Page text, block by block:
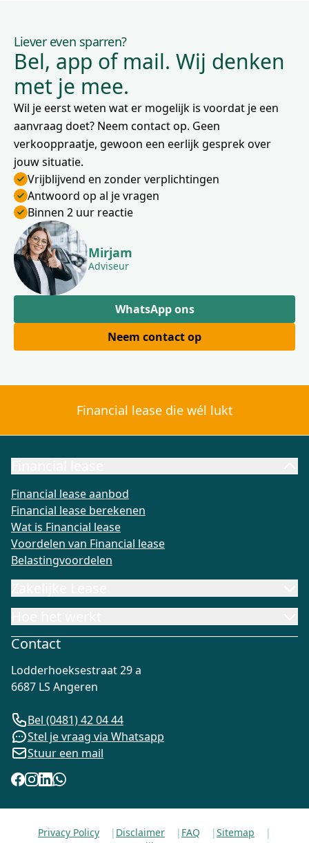
Liever even sparren?
Bel, app of mail. Wij denken
met je mee.
Wil je eerst weten wat er mogelijk is voordat je een
aanvraag doet? Neem contact op. Geen
verkooppraatje, gewoon een eerlijk gesprek over
jouw situatie.
Vrijblijvend en zonder verplichtingen
Antwoord op al je vragen
Binnen 2 uur reactie
Mirjam
Adviseur
WhatsApp ons
Neem contact op
Financial lease die wél lukt
Financial lease aanbod
Financial lease berekenen
Wat is Financial lease
Voordelen van Financial lease
Belastingvoordelen
Contact
Lodderhoeksestraat 29 a
6687 LS Angeren
Bel (0481) 42 04 44
Stel je vraag via Whatsapp
Stuur een mail
Privacy Policy | Disclaimer | FAQ |Sitemap
|